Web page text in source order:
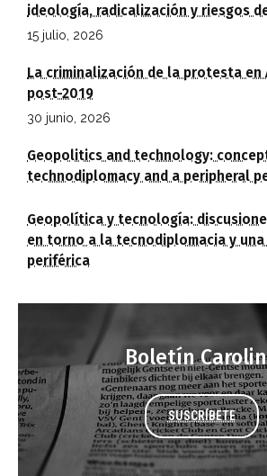
ideología, radicalización y riesgos
15 julio, 2026
La criminalización de la protesta en
post-2019
30 junio, 2026
Geopolitics and technology:
technodiplomacy and a peripheral
Geopolítica y tecnología:
en torno a la tecnodiplomacia y
periférica
Boletín
SUSCRÍBETE